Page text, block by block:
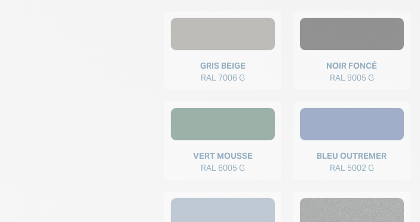
GRIS BEIGE
RAL 7006 G
NOIR FONCÉ
RAL 9005 G
VERT MOUSSE
RAL 6005 G
BLEU OUTREMER
RAL 5002 G